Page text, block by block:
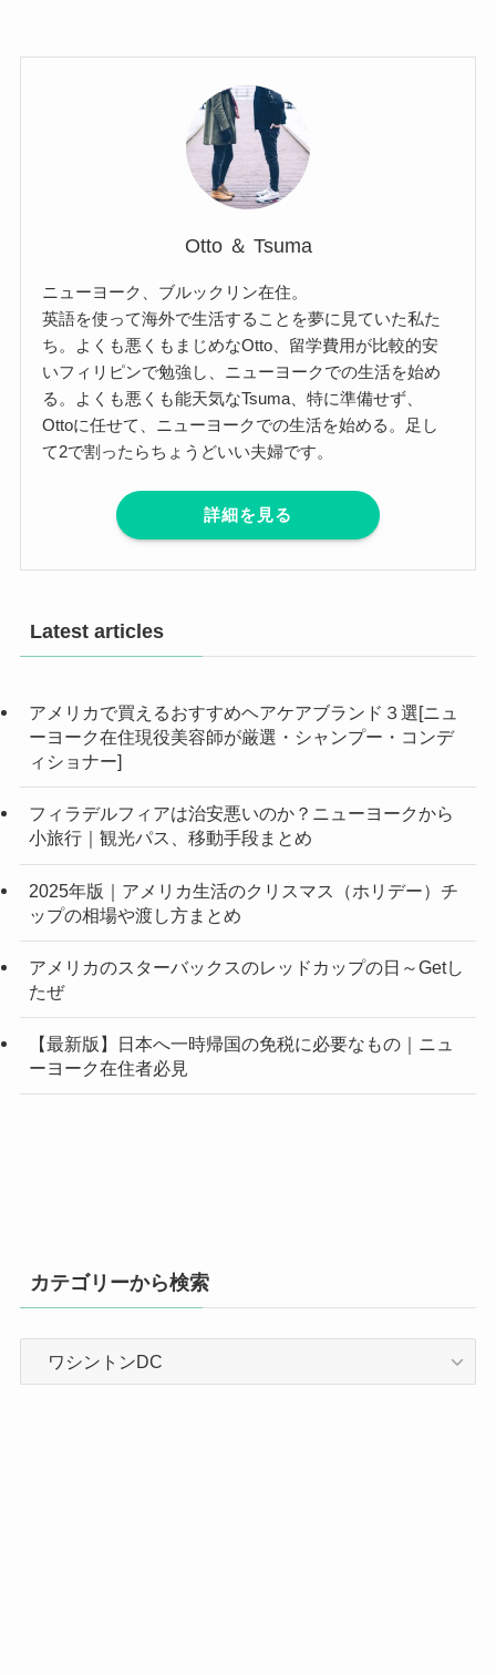
Otto ＆ Tsuma
ニューヨーク、ブルックリン在住。
英語を使って海外で生活することを夢に見ていた私た
ち。よくも悪くもまじめなOtto、留学費用が比較的安
いフィリピンで勉強し、ニューヨークでの生活を始め
る。よくも悪くも能天気なTsuma、特に準備せず、
Ottoに任せて、ニューヨークでの生活を始める。足し
て2で割ったらちょうどいい夫婦です。
詳細を見る
Latest articles
アメリカで買えるおすすめヘアケアブランド３選[ニュ
ーヨーク在住現役美容師が厳選・シャンプー・コンデ
ィショナー]
フィラデルフィアは治安悪いのか？ニューヨークから
小旅行｜観光パス、移動手段まとめ
2025年版｜アメリカ生活のクリスマス（ホリデー）チ
ップの相場や渡し方まとめ
アメリカのスターバックスのレッドカップの日～Getし
たぜ
【最新版】日本へ一時帰国の免税に必要なもの｜ニュ
ーヨーク在住者必見
カテゴリーから検索